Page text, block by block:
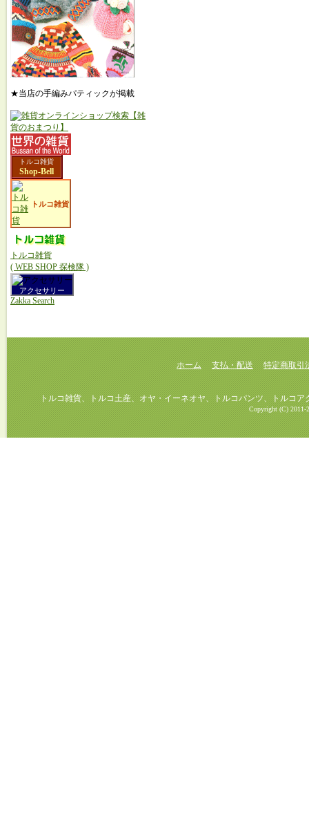
★当店の手編みパティックが掲載
トルコ雑貨
Shop-Bell
トルコ雑貨
トルコ雑貨
( WEB SHOP 探検隊 )
アクセサリー
Zakka Search
ホーム 支払・配送 特定商取引
トルコ雑貨、トルコ土産、オヤ・イーネオヤ、トルコパンツ、トルコアク
Copyright (C) 2011-